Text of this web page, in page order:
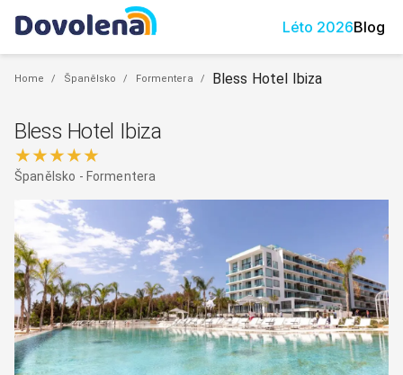
Léto 2026Blog
Home / Španělsko / Formentera / Bless Hotel Ibiza
Bless Hotel Ibiza
★★★★★
Španělsko - Formentera